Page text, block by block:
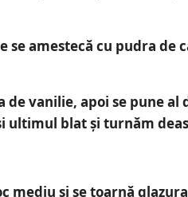
amestecă cu pudra de
vanilie, apoi se pune al
ultimul blat și turnăm
mediu și se toarnă